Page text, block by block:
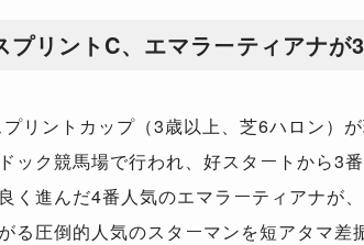
プリントC、エマラーティアナが
リントカップ（3歳以上、芝6ハロン）
ック競馬場で行われ、好スタートから3
く進んだ4番人気のエマラーティアナが
る圧倒的人気のスターマンを短アタマ差